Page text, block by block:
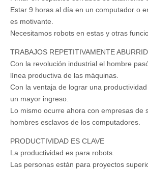
Estar 9 horas al día en un computador o
es motivante.
Necesitamos robots en estas y otras
TRABAJOS REPETITIVAMENTE
Con la revolución industrial el hombre
línea productiva de las máquinas.
Con la ventaja de lograr una
un mayor ingreso.
Lo mismo ocurre ahora con empresas de
hombres esclavos de los computadores.
PRODUCTIVIDAD ES CLAVE
La productividad es para robots.
Las personas están para proyectos